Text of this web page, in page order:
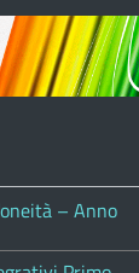
– Anno